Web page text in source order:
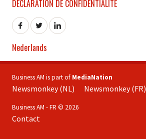
DÉCLARATION DE CONFIDENTIALITÉ
Nederlands
Business AM is part of MediaNation
Newsmonkey (NL) Newsmonkey (FR)
Business AM - FR © 2026
Contact